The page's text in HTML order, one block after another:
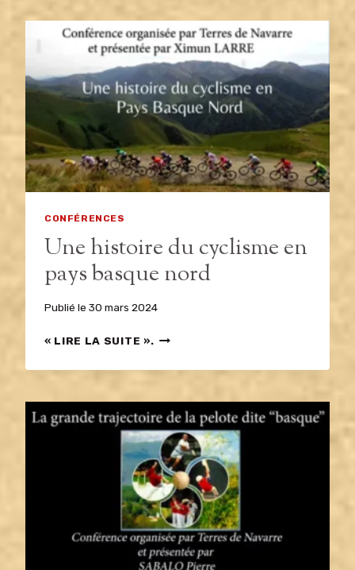
LE
BASSIN
SUD
DE
L’ADOUR
CONFÉRENCES
Une histoire du cyclisme en
pays basque nord
Publié le 30 mars 2024
« LIRE LA SUITE ». UNE
DU
EN
PAYS
BASQUE
NORD